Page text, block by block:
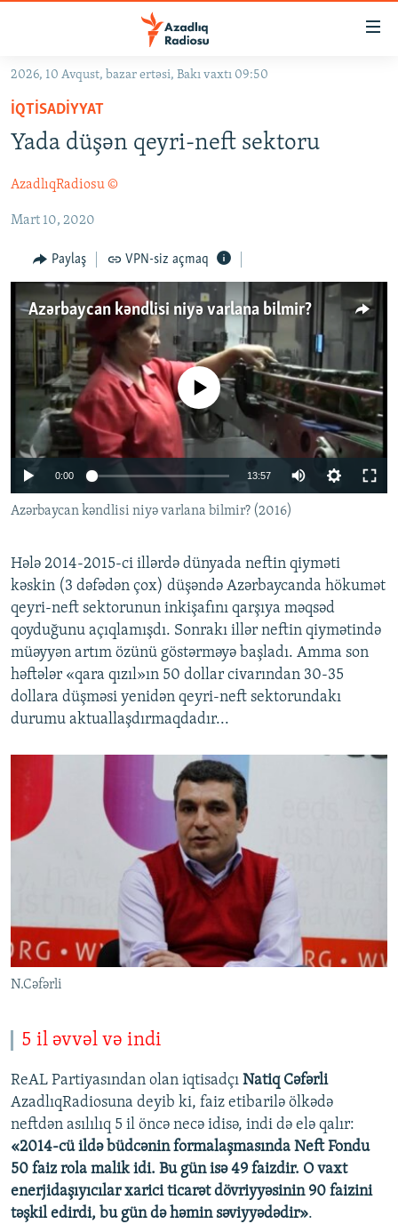
Əsas
qayıt
Əsas
qayıt
keç
GÜNDƏM
#İZAHLA
KORRUPSIOMETR
#ƏSLINDƏ
FƏRQƏ BAX
QANUNI DOĞRU
ARAŞDIRMA
MULTIMEDIA
VIDEO
FOTOQALEREYA
İNFOQRAFIKA
KARIKATURA
RADIO ARXIV
OXU ZALI
AZƏRBAYCAN ƏDƏBIYYATI KITABXANASI
İSLAM VƏ DEMOKRATIYA
İZ - MƏDƏNIYYƏT PROQRAMI
HAQQIMIZDA
MISSIYAMIZ
PEŞƏ ETIKASI VƏ JURNALISTIKA STANDARTLARIMIZ
MATERIALLARIMIZDAN ISTIFADƏ
AZADLIQRADIOSU MOBIL TELEFONUNUZDA
XƏBƏR BÜLLETENLƏRIMIZ
BIZI IZLƏ
RFE/RL-in bütün saytları
2026, 10 Avqust, bazar ertəsi, Bakı vaxtı 09:50
İQTISADIYYAT
Yada düşən qeyri-neft sektoru
AzadlıqRadiosu ©
Mart 10, 2020
Paylaş VPN-siz açmaq
Azərbaycan kəndlisi niyə varlana bilmir?
No media source currently available
0:00 13:57
Azərbaycan kəndlisi niyə varlana bilmir? (2016)
Hələ 2014-2015-ci illərdə dünyada neftin qiyməti
kəskin (3 dəfədən çox) düşəndə Azərbaycanda hökumət
qeyri-neft sektorunun inkişafını qarşıya məqsəd
qoyduğunu açıqlamışdı. Sonrakı illər neftin qiymətində
müəyyən artım özünü göstərməyə başladı. Amma son
həftələr «qara qızıl»ın 50 dollar civarından 30-35
dollara düşməsi yenidən qeyri-neft sektorundakı
durumu aktuallaşdırmaqdadır...
N.Cəfərli
5 il əvvəl və indi
ReAL Partiyasından olan iqtisadçı Natiq Cəfərli
AzadlıqRadiosuna deyib ki, faiz etibarilə ölkədə
neftdən asılılıq 5 il öncə necə idisə, indi də elə qalır:
«2014-cü ildə büdcənin formalaşmasında Neft Fondu
50 faiz rola malik idi. Bu gün isə 49 faizdir. O vaxt
enerjidaşıyıcılar xarici ticarət dövriyyəsinin 90 faizini
təşkil edirdi, bu gün də həmin səviyyədədir».